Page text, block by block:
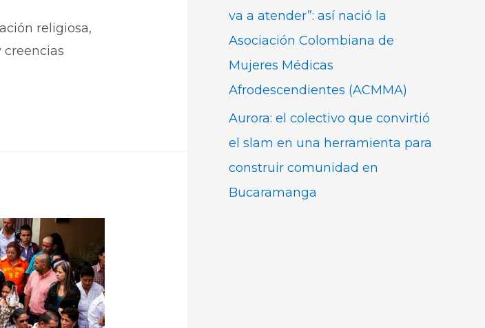
religiosa,
va a atender”: así nació la
Asociación Colombiana de
Mujeres Médicas
Afrodescendientes (ACMMA)
Aurora: el colectivo que convirtió
el slam en una herramienta para
construir comunidad en
Bucaramanga